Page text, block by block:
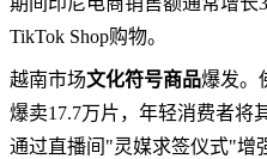
TikTok Shop购物。
越南市场文化符号商品爆发。
爆卖17.7万片，年轻消费者将
通过直播间"灵媒求签仪式"增